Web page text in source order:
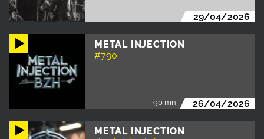
29/04/2026
METAL INJECTION
#790
90 mn 26/04/2026
METAL INJECTION